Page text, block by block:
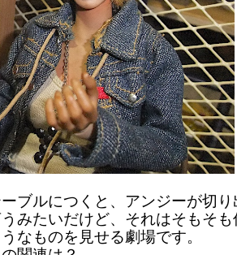
ブルにつくと、アンジーが切
みたいだけど、それはそもそ
なものを見せる劇場です。